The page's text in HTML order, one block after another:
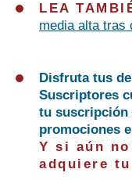
LEA
media alta tras
Disfruta tus
Suscriptores
tu suscripción
promociones
Y si aún
adquiere